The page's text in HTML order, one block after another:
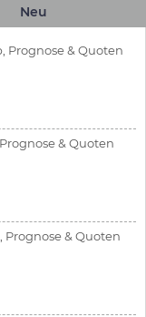
Neu
Prognose & Quoten
& Quoten
Prognose & Quoten